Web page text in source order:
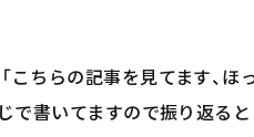
こちらの記事を見てます、
じで書いてますので振り返